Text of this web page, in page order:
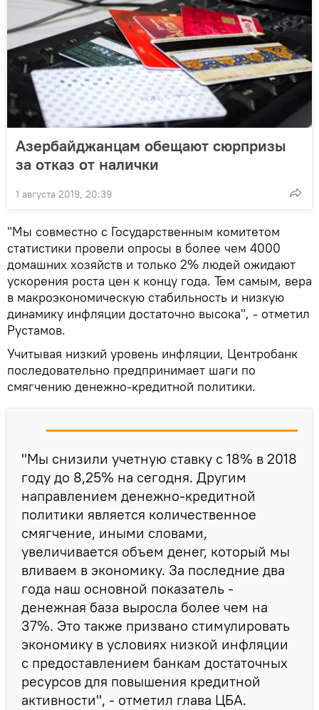
Азербайджанцам обещают сюрпризы
за отказ от налички
1 августа 2019, 20:39
"Мы совместно с Государственным комитетом
статистики провели опросы в более чем 4000
домашних хозяйств и только 2% людей ожидают
ускорения роста цен к концу года. Тем самым, вера
в макроэкономическую стабильность и низкую
динамику инфляции достаточно высока", - отметил
Рустамов.
Учитывая низкий уровень инфляции, Центробанк
последовательно предпринимает шаги по
смягчению денежно-кредитной политики.
"Мы снизили учетную ставку с 18% в 2018
году до 8,25% на сегодня. Другим
направлением денежно-кредитной
политики является количественное
смягчение, иными словами,
увеличивается объем денег, который мы
вливаем в экономику. За последние два
года наш основной показатель -
денежная база выросла более чем на
37%. Это также призвано стимулировать
экономику в условиях низкой инфляции
с предоставлением банкам достаточных
ресурсов для повышения кредитной
активности", - отметил глава ЦБА.